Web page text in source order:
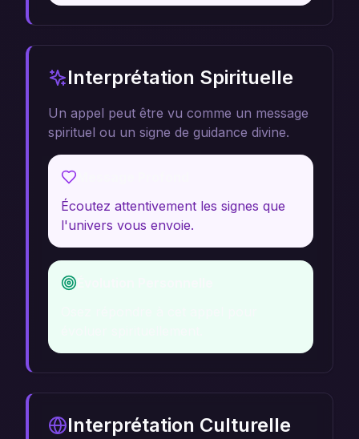
Interprétation Spirituelle
Un appel peut être vu comme un message
spirituel ou un signe de guidance divine.
Écoutez attentivement les signes que
l'univers vous envoie.
Interprétation Culturelle